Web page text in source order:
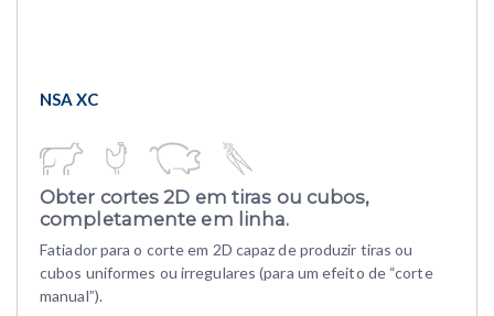
NSA XC
Obter cortes 2D em tiras ou cubos,
completamente em linha.
Fatiador para o corte em 2D capaz de produzir tiras ou
cubos uniformes ou irregulares (para um efeito de “corte
manual”).